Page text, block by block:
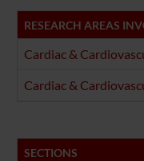
RESEARCH AREAS
Cardiac &
Cardiac &
SECTIONS